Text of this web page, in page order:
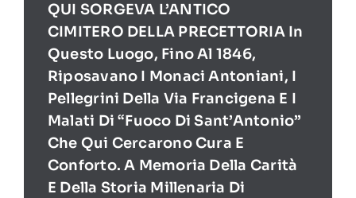
QUI SORGEVA L’ANTICO
CIMITERO DELLA PRECETTORIA In
Questo Luogo, Fino Al 1846,
Riposavano I Monaci Antoniani, I
Pellegrini Della Via Francigena E I
Malati Di “Fuoco Di Sant’Antonio”
Che Qui Cercarono Cura E
Conforto. A Memoria Della Carità
E Della Storia Millenaria Di